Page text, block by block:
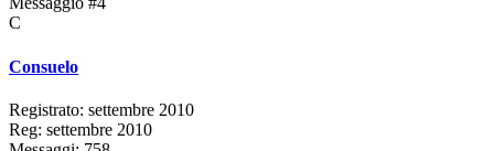
C
Consuelo
Registrato: settembre 2010
Reg: settembre 2010